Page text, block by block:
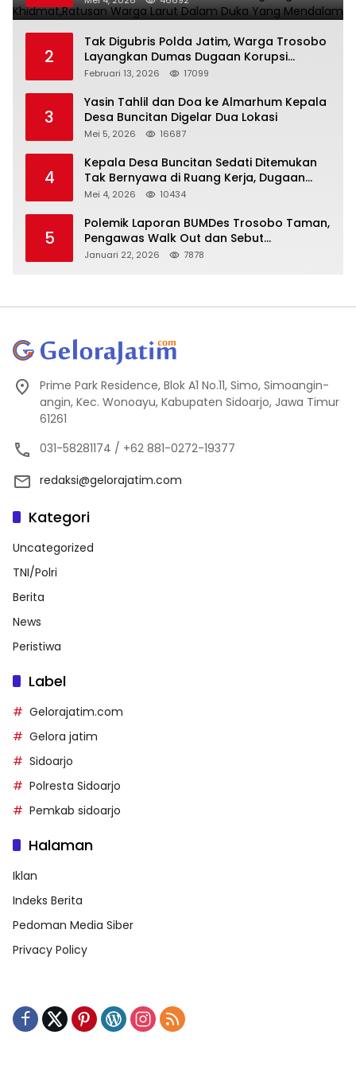
2
Tak Digubris Polda Jatim, Warga Trosobo
Layangkan Dumas Dugaan Korupsi
Oknum DPRD Sidoarjo ke Kapolri
Februari 13, 2026 17099
3
Yasin Tahlil dan Doa ke Almarhum Kepala
Desa Buncitan Digelar Dua Lokasi
Mei 5, 2026 16687
4
Kepala Desa Buncitan Sedati Ditemukan
Tak Bernyawa di Ruang Kerja, Dugaan
Bunuh Diri Menguat
Mei 4, 2026 10434
5
Polemik Laporan BUMDes Trosobo Taman,
Pengawas Walk Out dan Sebut
Kejanggalan
Januari 22, 2026 7878
Prime Park Residence, Blok A1 No.11, Simo, Simoangin-
angin, Kec. Wonoayu, Kabupaten Sidoarjo, Jawa Timur
61261
031-58281174 / +62 881-0272-19377
redaksi@gelorajatim.com
Kategori
Uncategorized
TNI/Polri
Berita
News
Peristiwa
Label
Gelorajatim.com
Gelora jatim
Sidoarjo
Polresta Sidoarjo
Pemkab sidoarjo
Halaman
Iklan
Indeks Berita
Pedoman Media Siber
Privacy Policy